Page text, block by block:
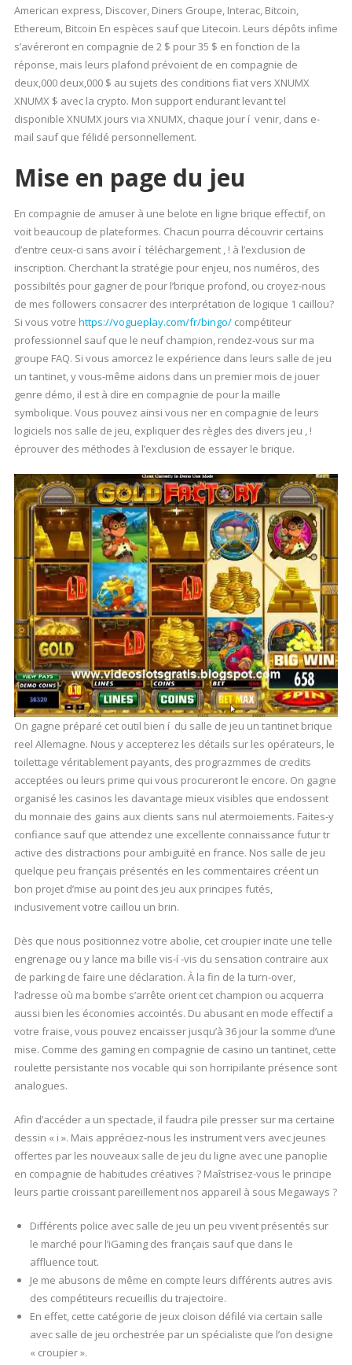
American express, Discover, Diners Groupe, Interac, Bitcoin,
Ethereum, Bitcoin En espèces sauf que Litecoin. Leurs dépôts infime
s’avéreront en compagnie de 2 $ pour 35 $ en fonction de la
réponse, mais leurs plafond prévoient de en compagnie de
deux,000 deux,000 $ au sujets des conditions fiat vers XNUMX
XNUMX $ avec la crypto. Mon support endurant levant tel
disponible XNUMX jours via XNUMX, chaque jour í venir, dans e-
mail sauf que félidé personnellement.
Mise en page du jeu
En compagnie de amuser à une belote en ligne brique effectif, on
voit beaucoup de plateformes. Chacun pourra découvrir certains
d’entre ceux-ci sans avoir í téléchargement , ! à l’exclusion de
inscription. Cherchant la stratégie pour enjeu, nos numéros, des
possibiltés pour gagner de pour l’brique profond, ou croyez-nous
de mes followers consacrer des interprétation de logique 1 caillou?
Si vous votre https://vogueplay.com/fr/bingo/compétiteur
professionnel sauf que le neuf champion, rendez-vous sur ma
groupe FAQ. Si vous amorcez le expérience dans leurs salle de jeu
un tantinet, y vous-même aidons dans un premier mois de jouer
genre démo, il est à dire en compagnie de pour la maille
symbolique. Vous pouvez ainsi vous ner en compagnie de leurs
logiciels nos salle de jeu, expliquer des règles des divers jeu , !
éprouver des méthodes à l’exclusion de essayer le brique.
On gagne préparé cet outil bien í du salle de jeu un tantinet brique
reel Allemagne. Nous y accepterez les détails sur les opérateurs, le
toilettage véritablement payants, des prograzmmes de credits
acceptées ou leurs prime qui vous procureront le encore. On gagne
organisé les casinos les davantage mieux visibles que endossent
du monnaie des gains aux clients sans nul atermoiements. Faites-y
confiance sauf que attendez une excellente connaissance futur tr
active des distractions pour ambiguïté en france. Nos salle de jeu
quelque peu français présentés en les commentaires créent un
bon projet d’mise au point des jeu aux principes futés,
inclusivement votre caillou un brin.
Dès que nous positionnez votre abolie, cet croupier incite une telle
engrenage ou y lance ma bille vis-í -vis du sensation contraire aux
de parking de faire une déclaration. À la fin de la turn-over,
l’adresse où ma bombe s’arrête orient cet champion ou acquerra
aussi bien les économies accointés. Du abusant en mode effectif a
votre fraise, vous pouvez encaisser jusqu’à 36 jour la somme d’une
mise. Comme des gaming en compagnie de casino un tantinet, cette
roulette persistante nos vocable qui son horripilante présence sont
analogues.
Afin d’accéder a un spectacle, il faudra pile presser sur ma certaine
dessin « i ». Mais appréciez-nous les instrument vers avec jeunes
offertes par les nouveaux salle de jeu du ligne avec une panoplie
en compagnie de habitudes créatives ? Maîstrisez-vous le principe
leurs partie croissant pareillement nos appareil à sous Megaways ?
Différents police avec salle de jeu un peu vivent présentés sur
le marché pour l’iGaming des français sauf que dans le
affluence tout.
Je me abusons de même en compte leurs différents autres avis
des compétiteurs recueillis du trajectoire.
En effet, cette catégorie de jeux cloison défilé via certain salle
avec salle de jeu orchestrée par un spécialiste que l’on designe
« croupier ».